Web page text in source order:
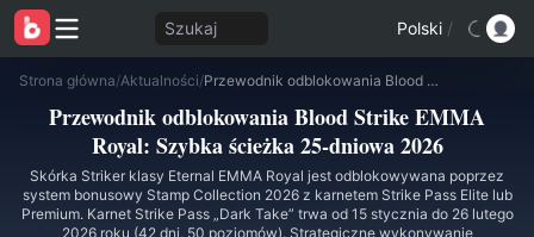
Szukaj Polski /
Strona główna/Aktualności/ Przewodnik odblokowania Blood Strike EMMA Royal: Szybka ścieżka 25-dniowa 2026
Przewodnik odblokowania Blood Strike EMMA
Royal: Szybka ścieżka 25-dniowa 2026
Skórka Striker klasy Eternal EMMA Royal jest odblokowywana poprzez
system bonusowy Stamp Collection 2026 z karnetem Strike Pass Elite lub
Premium. Karnet Strike Pass „Dark Take” trwa od 15 stycznia do 26 lutego
2026 roku (42 dni, 50 poziomów). Strategiczne wykonywanie